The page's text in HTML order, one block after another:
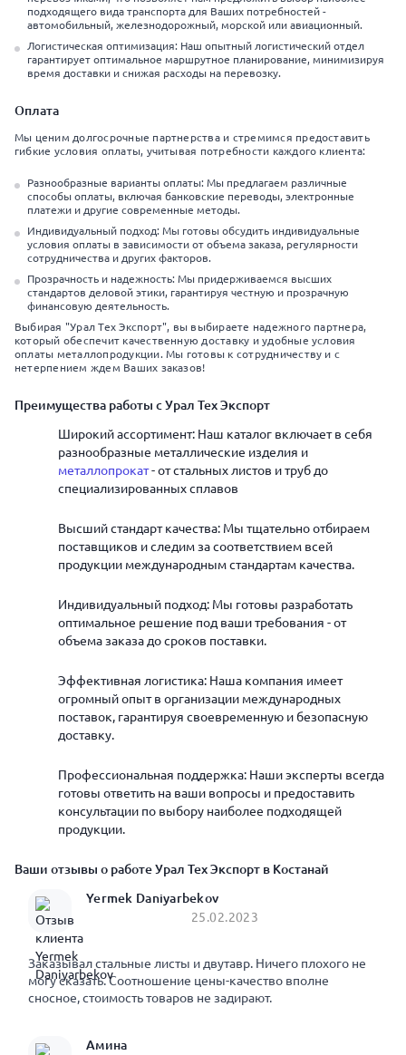
подходящего вида транспорта для Ваших потребностей -
автомобильный, железнодорожный, морской или авиационный.
Логистическая оптимизация: Наш опытный логистический отдел
гарантирует оптимальное маршрутное планирование, минимизируя
время доставки и снижая расходы на перевозку.
Оплата
Мы ценим долгосрочные партнерства и стремимся предоставить
гибкие условия оплаты, учитывая потребности каждого клиента:
Разнообразные варианты оплаты: Мы предлагаем различные
способы оплаты, включая банковские переводы, электронные
платежи и другие современные методы.
Индивидуальный подход: Мы готовы обсудить индивидуальные
условия оплаты в зависимости от объема заказа, регулярности
сотрудничества и других факторов.
Прозрачность и надежность: Мы придерживаемся высших
стандартов деловой этики, гарантируя честную и прозрачную
финансовую деятельность.
Выбирая "Урал Тех Экспорт", вы выбираете надежного партнера,
который обеспечит качественную доставку и удобные условия
оплаты металлопродукции. Мы готовы к сотрудничеству и с
нетерпением ждем Ваших заказов!
Преимущества работы с Урал Тех Экспорт
Широкий ассортимент: Наш каталог включает в себя
разнообразные металлические изделия и
металлопрокат- от стальных листов и труб до
специализированных сплавов
Высший стандарт качества: Мы тщательно отбираем
поставщиков и следим за соответствием всей
продукции международным стандартам качества.
Индивидуальный подход: Мы готовы разработать
оптимальное решение под ваши требования - от
объема заказа до сроков поставки.
Эффективная логистика: Наша компания имеет
огромный опыт в организации международных
поставок, гарантируя своевременную и безопасную
доставку.
Профессиональная поддержка: Наши эксперты всегда
готовы ответить на ваши вопросы и предоставить
консультации по выбору наиболее подходящей
продукции.
Ваши отзывы о работе Урал Тех Экспорт в Костанай
Yermek Daniyarbekov
25.02.2023
Заказывал стальные листы и двутавр. Ничего плохого не
могу сказать. Соотношение цены-качество вполне
сносное, стоимость товаров не задирают.
Амина